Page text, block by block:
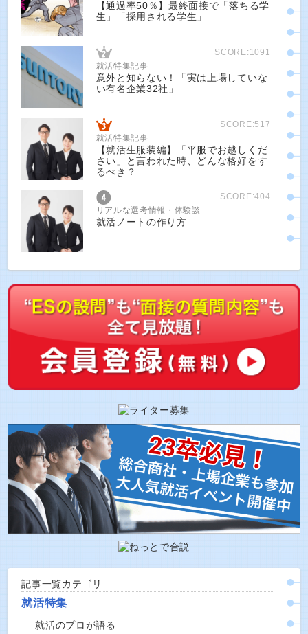
【通過率50％】最終面接で「落ちる学
生」「採用される学生」
SCORE:1091
就活特集記事
意外と知らない！「実は上場していな
い有名企業32社」
SCORE:517
就活特集記事
【就活生服装編】「平服でお越しくだ
さい」と言われた時、どんな格好をす
るべき？
SCORE:404
リアルな選考情報・体験談
就活ノートの作り方
記事一覧カテゴリ
就活特集
就活のプロが語る